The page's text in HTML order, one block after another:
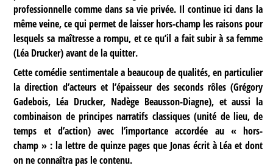
professionnelle comme dans sa vie privée. Il continue ici dans la
même veine, ce qui permet de laisser hors-champ les raisons pour
lesquels sa maîtresse a rompu, et ce qu’il a fait subir à sa femme
(Léa Drucker) avant de la quitter.
Cette comédie sentimentale a beaucoup de qualités, en particulier
la direction d’acteurs et l’épaisseur des seconds rôles (Grégory
Gadebois, Léa Drucker, Nadège Beausson-Diagne), et aussi la
combinaison de principes narratifs classiques (unité de lieu, de
temps et d’action) avec l’importance accordée au « hors-
champ » : la lettre de quinze pages que Jonas écrit à Léa et dont
on ne connaîtra pas le contenu.